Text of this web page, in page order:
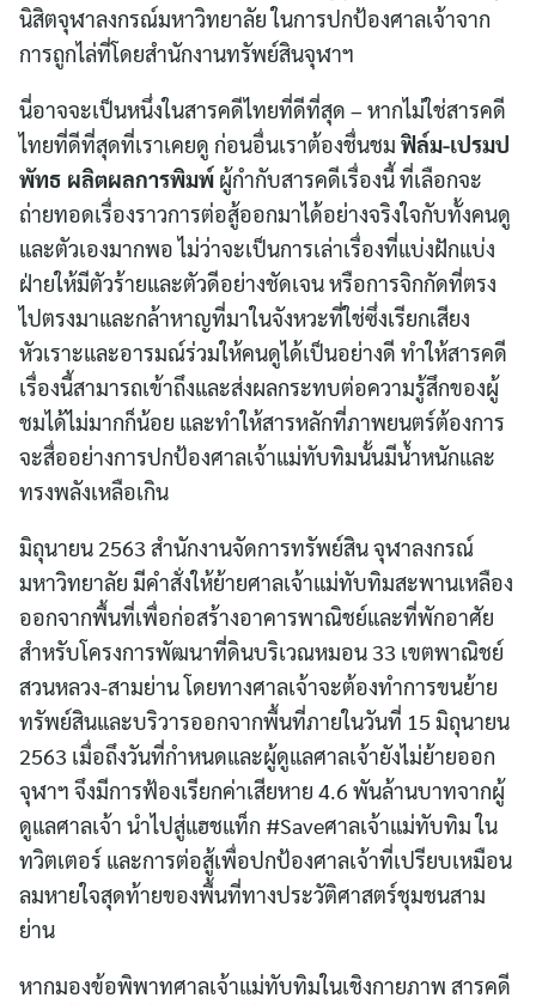
นิสิตจุฬาลงกรณ์มหาวิทยาลัย ในการปกป้องศาลเจ้าจาก
การถูกไล่ที่โดยสำนักงานทรัพย์สินจุฬาฯ
นี่อาจจะเป็นหนึ่งในสารคดีไทยที่ดีที่สุด – หากไม่ใช่สารคดี
ไทยที่ดีที่สุดที่เราเคยดู ก่อนอื่นเราต้องชื่นชม ฟิล์ม-เปรมป
พัทธ ผลิตผลการพิมพ์ ผู้กำกับสารคดีเรื่องนี้ ที่เลือกจะ
ถ่ายทอดเรื่องราวการต่อสู้ออกมาได้อย่างจริงใจกับทั้งคนดู
และตัวเองมากพอ ไม่ว่าจะเป็นการเล่าเรื่องที่แบ่งฝักแบ่ง
ฝ่ายให้มีตัวร้ายและตัวดีอย่างชัดเจน หรือการจิกกัดที่ตรง
ไปตรงมาและกล้าหาญที่มาในจังหวะที่ใช่ซึ่งเรียกเสียง
หัวเราะและอารมณ์ร่วมให้คนดูได้เป็นอย่างดี ทำให้สารคดี
เรื่องนี้สามารถเข้าถึงและส่งผลกระทบต่อความรู้สึกของผู้
ชมได้ไม่มากก็น้อย และทำให้สารหลักที่ภาพยนตร์ต้องการ
จะสื่ออย่างการปกป้องศาลเจ้าแม่ทับทิมนั้นมีน้ำหนักและ
ทรงพลังเหลือเกิน
มิถุนายน 2563 สำนักงานจัดการทรัพย์สิน จุฬาลงกรณ์
มหาวิทยาลัย มีคำสั่งให้ย้ายศาลเจ้าแม่ทับทิมสะพานเหลือง
ออกจากพื้นที่เพื่อก่อสร้างอาคารพาณิชย์และที่พักอาศัย
สำหรับโครงการพัฒนาที่ดินบริเวณหมอน 33 เขตพาณิชย์
สวนหลวง-สามย่าน โดยทางศาลเจ้าจะต้องทำการขนย้าย
ทรัพย์สินและบริวารออกจากพื้นที่ภายในวันที่ 15 มิถุนายน
2563 เมื่อถึงวันที่กำหนดและผู้ดูแลศาลเจ้ายังไม่ย้ายออก
จุฬาฯ จึงมีการฟ้องเรียกค่าเสียหาย 4.6 พันล้านบาทจากผู้
ดูแลศาลเจ้า นำไปสู่แฮชแท็ก #Saveศาลเจ้าแม่ทับทิม ใน
ทวิตเตอร์ และการต่อสู้เพื่อปกป้องศาลเจ้าที่เปรียบเหมือน
ลมหายใจสุดท้ายของพื้นที่ทางประวัติศาสตร์ชุมชนสาม
ย่าน
หากมองข้อพิพาทศาลเจ้าแม่ทับทิมในเชิงกายภาพ สารคดี